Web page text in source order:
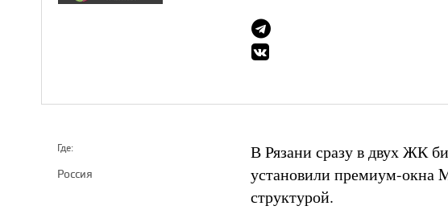
Где:
Россия
В Рязани сразу в двух ЖК
установили премиум-окна
структурой.